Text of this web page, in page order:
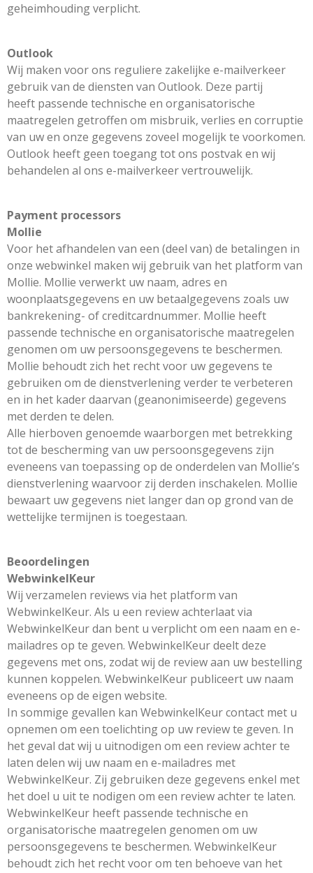
geheimhouding verplicht.
Outlook
Wij maken voor ons reguliere zakelijke e-mailverkeer
gebruik van de diensten van Outlook. Deze partij
heeft passende technische en organisatorische
maatregelen getroffen om misbruik, verlies en corruptie
van uw en onze gegevens zoveel mogelijk te voorkomen.
Outlook heeft geen toegang tot ons postvak en wij
behandelen al ons e-mailverkeer vertrouwelijk.
Payment processors
Mollie
Voor het afhandelen van een (deel van) de betalingen in
onze webwinkel maken wij gebruik van het platform van
Mollie. Mollie verwerkt uw naam, adres en
woonplaatsgegevens en uw betaalgegevens zoals uw
bankrekening- of creditcardnummer. Mollie heeft
passende technische en organisatorische maatregelen
genomen om uw persoonsgegevens te beschermen.
Mollie behoudt zich het recht voor uw gegevens te
gebruiken om de dienstverlening verder te verbeteren
en in het kader daarvan (geanonimiseerde) gegevens
met derden te delen.
Alle hierboven genoemde waarborgen met betrekking
tot de bescherming van uw persoonsgegevens zijn
eveneens van toepassing op de onderdelen van Mollie’s
dienstverlening waarvoor zij derden inschakelen. Mollie
bewaart uw gegevens niet langer dan op grond van de
wettelijke termijnen is toegestaan.
Beoordelingen
WebwinkelKeur
Wij verzamelen reviews via het platform van
WebwinkelKeur. Als u een review achterlaat via
WebwinkelKeur dan bent u verplicht om een naam en e-
mailadres op te geven. WebwinkelKeur deelt deze
gegevens met ons, zodat wij de review aan uw bestelling
kunnen koppelen. WebwinkelKeur publiceert uw naam
eveneens op de eigen website.
In sommige gevallen kan WebwinkelKeur contact met u
opnemen om een toelichting op uw review te geven. In
het geval dat wij u uitnodigen om een review achter te
laten delen wij uw naam en e-mailadres met
WebwinkelKeur. Zij gebruiken deze gegevens enkel met
het doel u uit te nodigen om een review achter te laten.
WebwinkelKeur heeft passende technische en
organisatorische maatregelen genomen om uw
persoonsgegevens te beschermen. WebwinkelKeur
behoudt zich het recht voor om ten behoeve van het